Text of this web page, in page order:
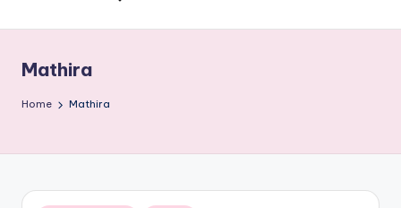
ताज़ा
समाचार
–
और
Mathira
Home Mathira